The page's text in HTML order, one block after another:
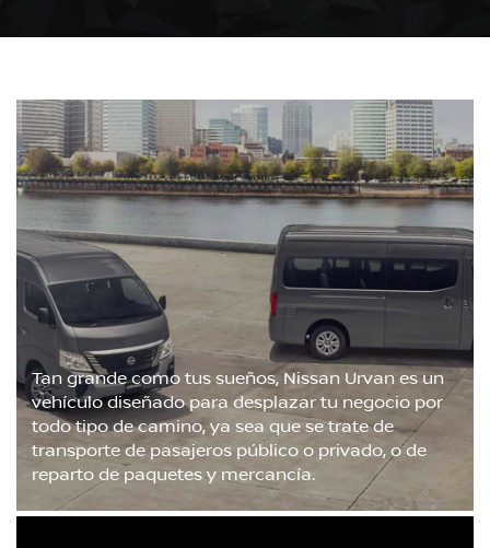
Tan grande como tus sueños, Nissan Urvan es un
vehículo diseñado para desplazar tu negocio por
todo tipo de camino, ya sea que se trate de
transporte de pasajeros público o privado, o de
reparto de paquetes y mercancía.